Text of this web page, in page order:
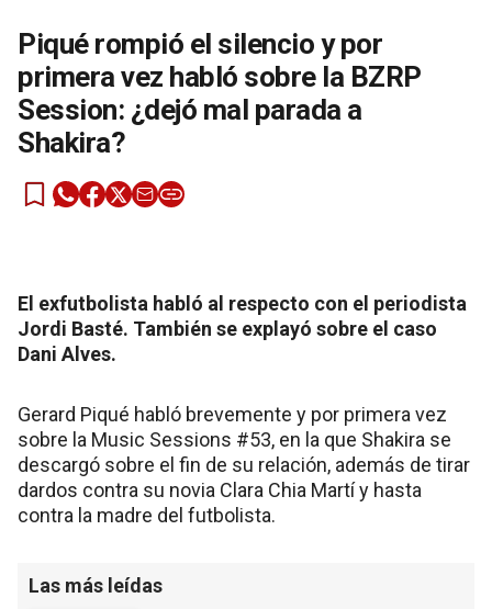
Piqué rompió el silencio y por
primera vez habló sobre la BZRP
Session: ¿dejó mal parada a
Shakira?
El exfutbolista habló al respecto con el periodista
Jordi Basté. También se explayó sobre el caso
Dani Alves.
Gerard Piqué habló brevemente y por primera vez
sobre la Music Sessions #53, en la que Shakira se
descargó sobre el fin de su relación, además de tirar
dardos contra su novia Clara Chia Martí y hasta
contra la madre del futbolista.
Las más leídas